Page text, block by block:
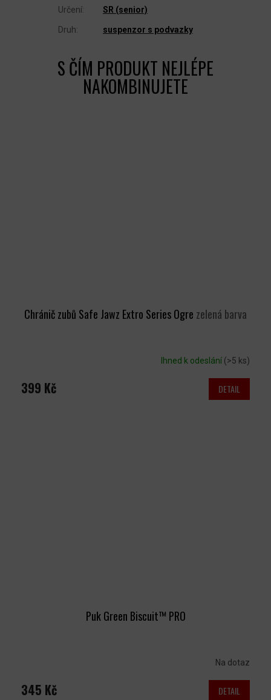
Chránič zubů Safe Jawz Extro Series Ogre zelená barva
Ihned k odeslání (>5 ks)
399 Kč DETAIL
Puk Green Biscuit™ PRO
Na dotaz
345 Kč DETAIL
Určení: SR (senior)
Druh: suspenzor s podvazky